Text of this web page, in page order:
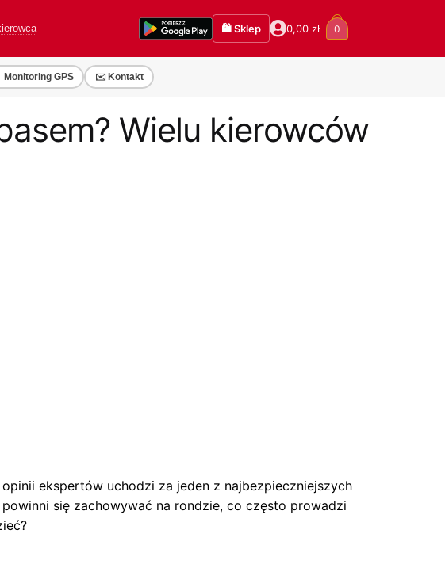
🛍️ Sklep 0,00 zł 0
Monitoring GPS ✉️ Kontakt
Wielu kierowców
ekspertów uchodzi za jeden z najbezpieczniejszych
się zachowywać na rondzie, co często prowadzi